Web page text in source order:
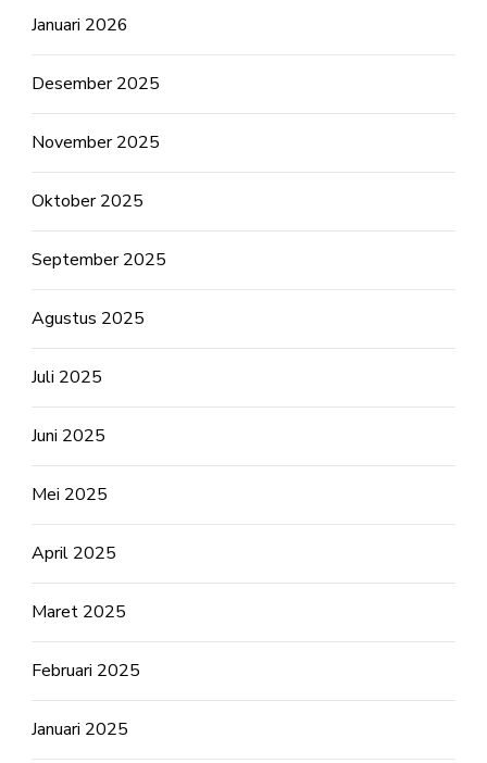
Januari 2026
Desember 2025
November 2025
Oktober 2025
September 2025
Agustus 2025
Juli 2025
Juni 2025
Mei 2025
April 2025
Maret 2025
Februari 2025
Januari 2025